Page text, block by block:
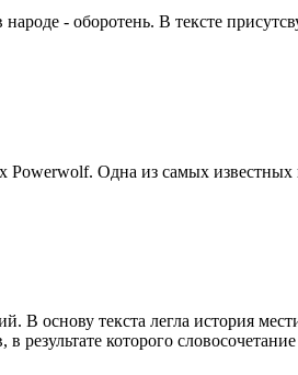
- оборотень. В тексте
Одна из самых
В основу текста легла история
которого